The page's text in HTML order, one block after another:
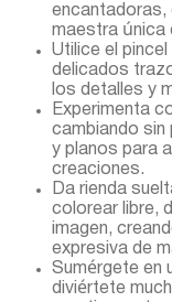
encantadoras,
maestra única
Utilice el
delicados
los detalles y
Experimenta
cambiando
y planos para
creaciones.
Da rienda
colorear libre,
imagen,
expresiva de
Sumérgete en
diviértete